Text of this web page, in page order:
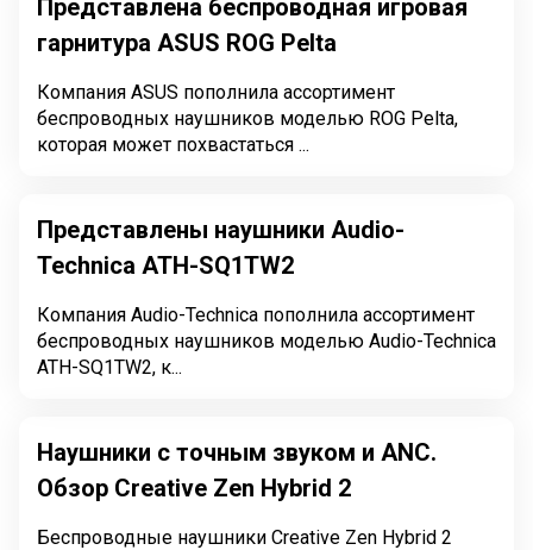
Представлена беспроводная игровая
гарнитура ASUS ROG Pelta
Компания ASUS пополнила ассортимент
беспроводных наушников моделью ROG Pelta,
которая может похвастаться ...
Представлены наушники Audio-
Technica ATH-SQ1TW2
Компания Audio-Technica пополнила ассортимент
беспроводных наушников моделью Audio-Technica
ATH-SQ1TW2, к...
Наушники с точным звуком и ANC.
Обзор Creative Zen Hybrid 2
Беспроводные наушники Creative Zen Hybrid 2